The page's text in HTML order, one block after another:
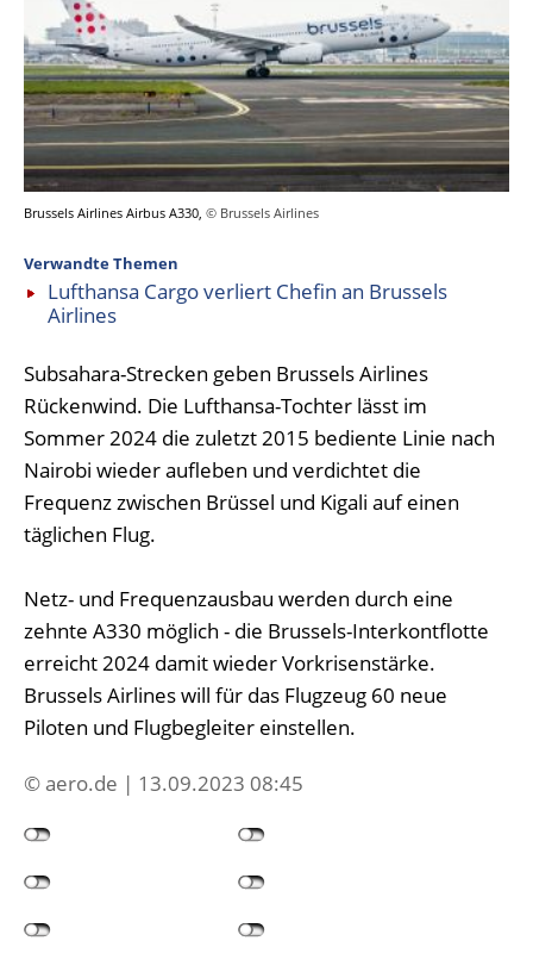
Brussels Airlines Airbus A330, © Brussels Airlines
Verwandte Themen
Lufthansa Cargo verliert Chefin an Brussels
Airlines
Subsahara-Strecken geben Brussels Airlines
Rückenwind. Die Lufthansa-Tochter lässt im
Sommer 2024 die zuletzt 2015 bediente Linie nach
Nairobi wieder aufleben und verdichtet die
Frequenz zwischen Brüssel und Kigali auf einen
täglichen Flug.
Netz- und Frequenzausbau werden durch eine
zehnte A330 möglich - die Brussels-Interkontflotte
erreicht 2024 damit wieder Vorkrisenstärke.
Brussels Airlines will für das Flugzeug 60 neue
Piloten und Flugbegleiter einstellen.
© aero.de | 13.09.2023 08:45